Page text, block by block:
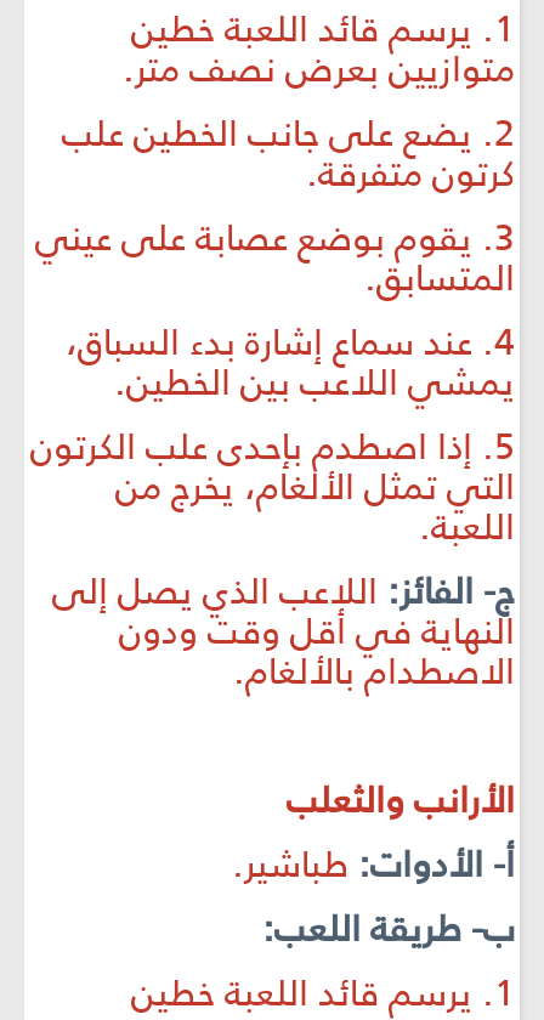
1. يرسم قائد اللعبة خطين
متوازيين بعرض نصف متر.
2. يضع على جانب الخطين علب
كرتون متفرقة.
3. يقوم بوضع عصابة على عيني
المتسابق.
4. عند سماع إشارة بدء السباق،
يمشي اللاعب بين الخطين.
5. إذا اصطدم بإحدى علب الكرتون
التي تمثل الألغام، يخرج من
اللعبة.
ج- الفائز: اللاعب الذي يصل إلى
النهاية في أقل وقت ودون
الاصطدام بالألغام.
الأرانب والثعلب
أ- الأدوات: طباشير.
ب- طريقة اللعب:
1. يرسم قائد اللعبة خطين